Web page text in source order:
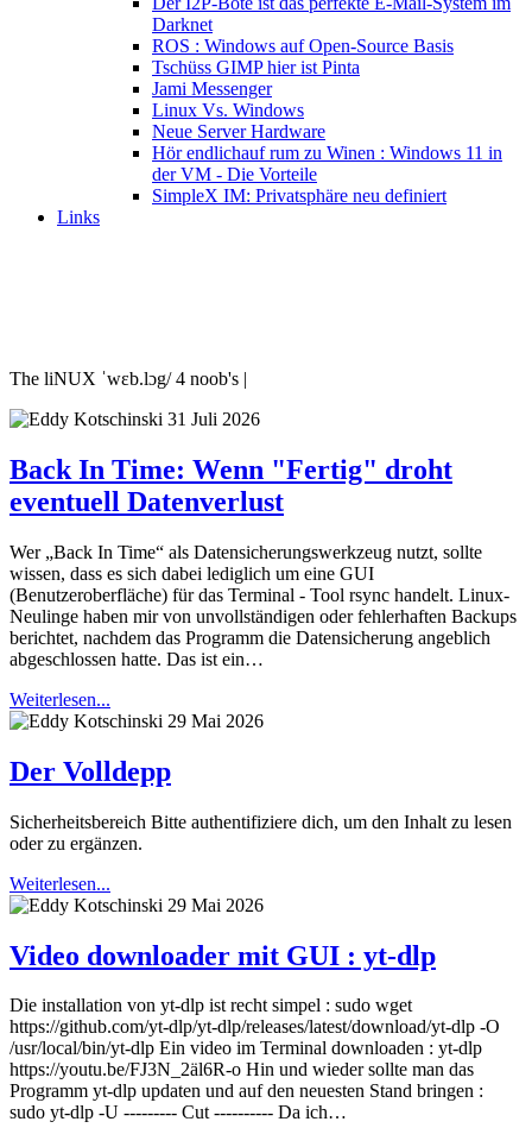
Darknet
ROS : Windows auf Open-Source Basis
Tschüss GIMP hier ist Pinta
Jami Messenger
Linux Vs. Windows
Neue Server Hardware
Hör endlichauf rum zu Winen : Windows 11 in
der VM - Die Vorteile
SimpleX IM: Privatsphäre neu definiert
Links
The liNUX ˈwɛb.lɔg/ 4 noob's |
31 Juli 2026
Back In Time: Wenn "Fertig" droht
eventuell Datenverlust
Wer „Back In Time“ als Datensicherungswerkzeug nutzt, sollte
wissen, dass es sich dabei lediglich um eine GUI
(Benutzeroberfläche) für das Terminal - Tool rsync handelt. Linux-
Neulinge haben mir von unvollständigen oder fehlerhaften Backups
berichtet, nachdem das Programm die Datensicherung angeblich
abgeschlossen hatte. Das ist ein…
Weiterlesen...
29 Mai 2026
Der Volldepp
Sicherheitsbereich Bitte authentifiziere dich, um den Inhalt zu lesen
oder zu ergänzen.
Weiterlesen...
29 Mai 2026
Video downloader mit GUI : yt-dlp
Die installation von yt-dlp ist recht simpel : sudo wget
https://github.com/yt-dlp/yt-dlp/releases/latest/download/yt-dlp -O
/usr/local/bin/yt-dlp Ein video im Terminal downloaden : yt-dlp
https://youtu.be/FJ3N_2äl6R-o Hin und wieder sollte man das
Programm yt-dlp updaten und auf den neuesten Stand bringen :
sudo yt-dlp -U --------- Cut ---------- Da ich…